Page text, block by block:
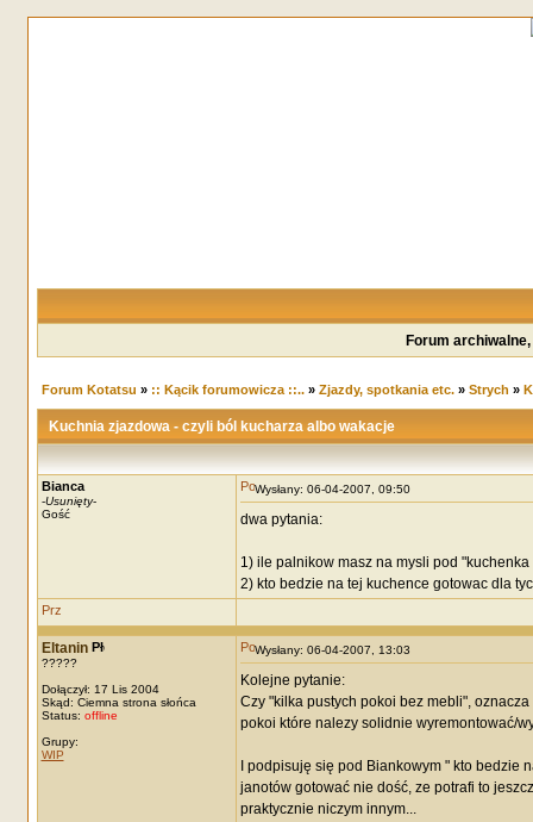
Forum
Forum Kotatsu » :: Kącik forumowicza ::..» Zjazdy, spotkania etc.» Strych »
Kuchnia zjazdowa - czyli ból kucharza albo wakacje
Bianca
-Usunięty-
Gość
Wysłany: 06-04-2007, 09:50
dwa pytania:
1) ile palnikow masz na mysli pod
2) kto bedzie na tej kuchence gotowac dla
Eltanin
?????
Dołączył: 17 Lis 2004
Skąd: Ciemna strona słońca
Status: offline
Grupy:
WIP
Wysłany: 06-04-2007, 13:03
Kolejne pytanie:
Czy "kilka pustych pokoi bez mebli",
pokoi które nalezy solidnie wyremontować/
I podpisuję się pod Biankowym " kto bedzie
janotów gotować nie dość, ze potrafi to
praktycznie niczym innym...